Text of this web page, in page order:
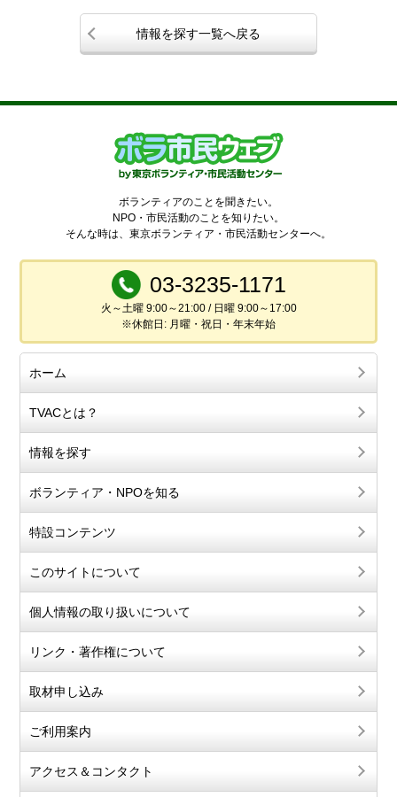
情報を探す一覧へ戻る
ボランティアのことを聞きたい。
NPO・市民活動のことを知りたい。
そんな時は、東京ボランティア・市民活動センターへ。
03-3235-1171
火～土曜 9:00～21:00 / 日曜 9:00～17:00
※休館日: 月曜・祝日・年末年始
ホーム
TVACとは？
情報を探す
ボランティア・NPOを知る
特設コンテンツ
このサイトについて
個人情報の取り扱いについて
リンク・著作権について
取材申し込み
ご利用案内
アクセス＆コンタクト